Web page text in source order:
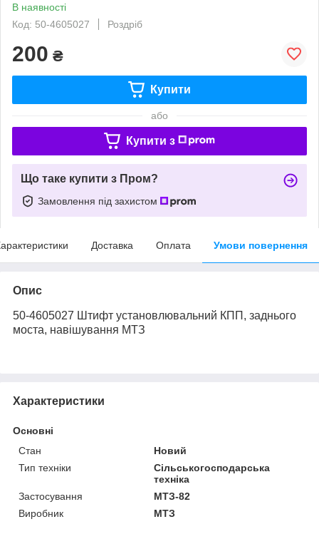
В наявності
Код: 50-4605027
Роздріб
200 ₴
Купити
або
Купити з
Що таке купити з Пром?
Замовлення під захистом
Доставка Оплата Умови повернення
Опис
50-4605027 Штифт установлювальний КПП, заднього
моста, навішування МТЗ
Характеристики
Основні
Стан
Новий
Тип техніки
Сільськогосподарська
техніка
Застосування
МТЗ-82
Виробник
МТЗ